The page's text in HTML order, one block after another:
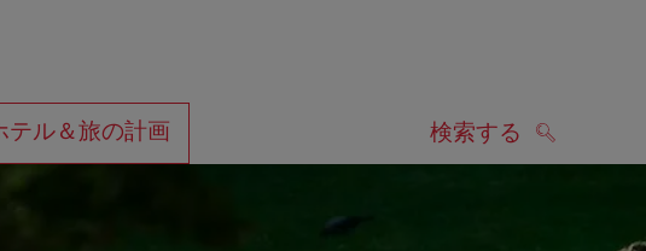
テル＆旅の計画 検索する
上に表示します